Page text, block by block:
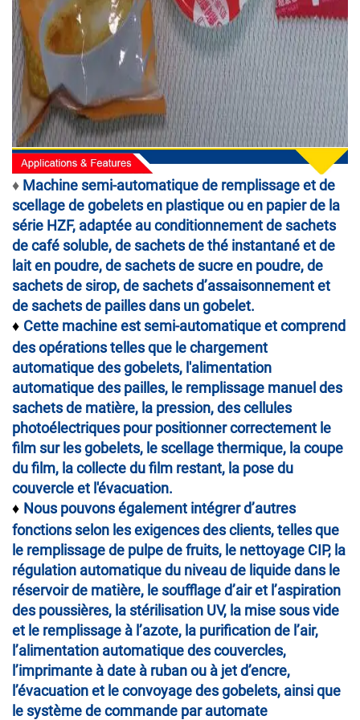
♦ Machine semi-automatique de remplissage et de
scellage de gobelets en plastique ou en papier de la
série HZF, adaptée au conditionnement de sachets
de café soluble, de sachets de thé instantané et de
lait en poudre, de sachets de sucre en poudre, de
sachets de sirop, de sachets d’assaisonnement et
de sachets de pailles dans un gobelet.
♦ Cette machine est semi-automatique et comprend
des opérations telles que le chargement
automatique des gobelets, l'alimentation
automatique des pailles, le remplissage manuel des
sachets de matière, la pression, des cellules
photoélectriques pour positionner correctement le
film sur les gobelets, le scellage thermique, la coupe
du film, la collecte du film restant, la pose du
couvercle et l'évacuation.
♦ Nous pouvons également intégrer d’autres
fonctions selon les exigences des clients, telles que
le remplissage de pulpe de fruits, le nettoyage CIP, la
régulation automatique du niveau de liquide dans le
réservoir de matière, le soufflage d’air et l’aspiration
des poussières, la stérilisation UV, la mise sous vide
et le remplissage à l’azote, la purification de l’air,
l’alimentation automatique des couvercles,
l’imprimante à date à ruban ou à jet d’encre,
l’évacuation et le convoyage des gobelets, ainsi que
le système de commande par automate